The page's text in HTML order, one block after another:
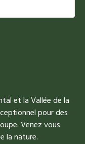
et la Vallée de la
pour des
Venez vous
la nature.